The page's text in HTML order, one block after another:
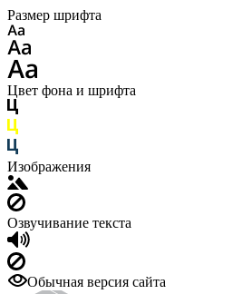
Размер шрифта
Цвет фона и шрифта
Изображения
Озвучивание текста
Обычная версия сайта